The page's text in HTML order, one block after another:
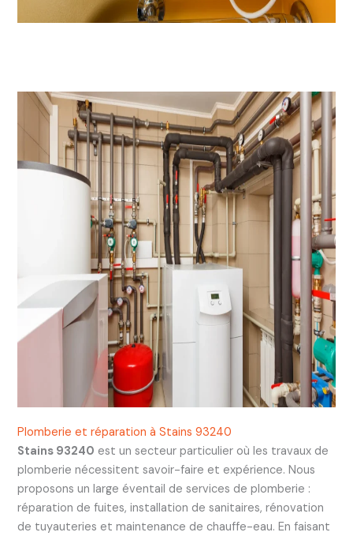
Plomberie et réparation à Stains 93240
Stains 93240 est un secteur particulier où les travaux de
plomberie nécessitent savoir-faire et expérience. Nous
proposons un large éventail de services de plomberie :
réparation de fuites, installation de sanitaires, rénovation
de tuyauteries et maintenance de chauffe-eau. En faisant